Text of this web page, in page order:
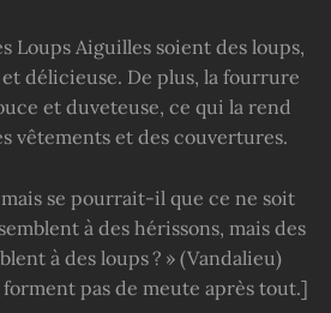
Loups Aiguilles soient des loups,
délicieuse. De plus, la fourrure
et duveteuse, ce qui la rend
vêtements et des couvertures.
mais se pourrait-il que ce ne soit
à des hérissons, mais des
à des loups ? » (Vandalieu)
forment pas de meute après tout.]